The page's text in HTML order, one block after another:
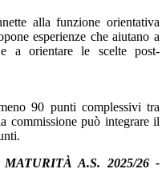
alla funzione orientativa
esperienze che aiutano a
e a orientare le scelte post-
90 punti complessivi tra
commissione può integrare il
A.S. 2025/26 -